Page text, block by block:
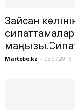
Зайсан
Martebe.kz - 03.07.2015